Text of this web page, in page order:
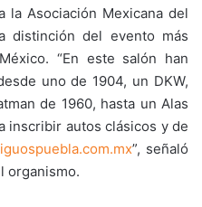
la Asociación Mexicana del
distinción del evento más
“En este salón han
uno de 1904, un DKW,
de 1960, hasta un Alas
inscribir autos clásicos y de
”, señaló
organismo.